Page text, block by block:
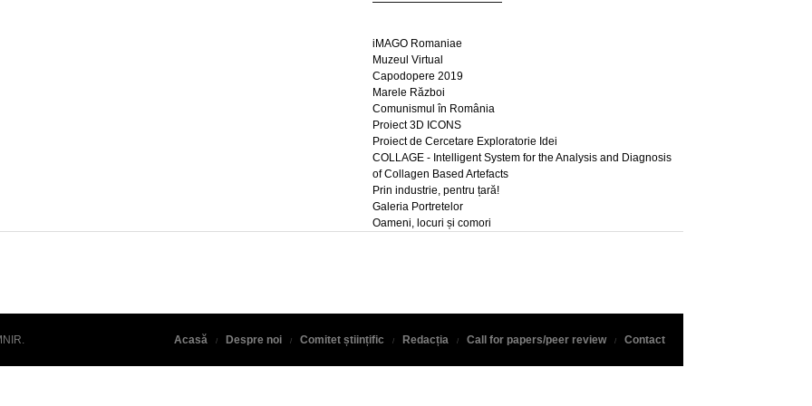
iMAGO Romaniae
Muzeul Virtual
Capodopere 2019
Marele Război
Comunismul în România
Proiect 3D ICONS
Proiect de Cercetare Exploratorie Idei
COLLAGE - Intelligent System for the Analysis and Diagnosis
of Collagen Based Artefacts
Prin industrie, pentru țară!
Galeria Portretelor
Oameni, locuri și comori
. Acasă Despre noi Comitet științific Redacția Call for papers/peer review Contact